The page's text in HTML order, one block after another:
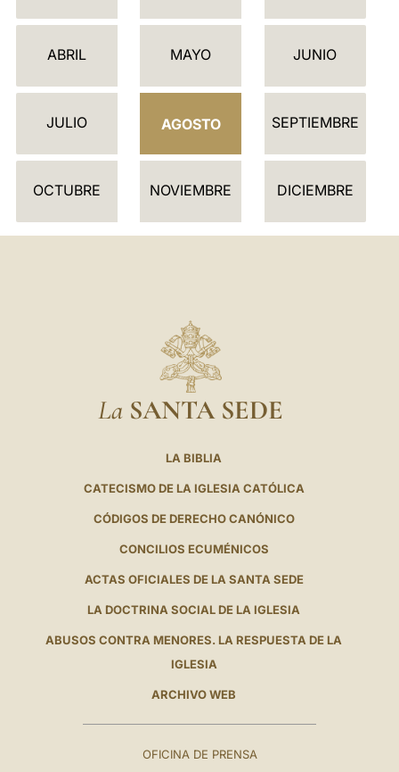
L
D
R
ABRIL MAYO JUNIO
JULIO AGOSTO SEPTIEMBRE
OCTUBRE NOVIEMBRE DICIEMBRE
La SANTA SEDE
LA BIBLIA
CATECISMO DE LA IGLESIA CATÓLICA
CÓDIGOS DE DERECHO CANÓNICO
CONCILIOS ECUMÉNICOS
ACTAS OFICIALES DE LA SANTA SEDE
LA DOCTRINA SOCIAL DE LA IGLESIA
ABUSOS CONTRA MENORES. LA RESPUESTA DE LA
IGLESIA
ARCHIVO WEB
OFICINA DE PRENSA